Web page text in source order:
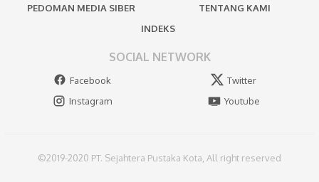
PEDOMAN MEDIA SIBER
TENTANG KAMI
INDEKS
SOCIAL NETWORK
Facebook
Twitter
Instagram
Youtube
©2019-2020 PT. Sejahtera Pustaka Kota, All right reserved